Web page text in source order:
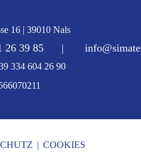
16 | 39010 Nals
26 39 85 |
334 604 26 90
COOKIES